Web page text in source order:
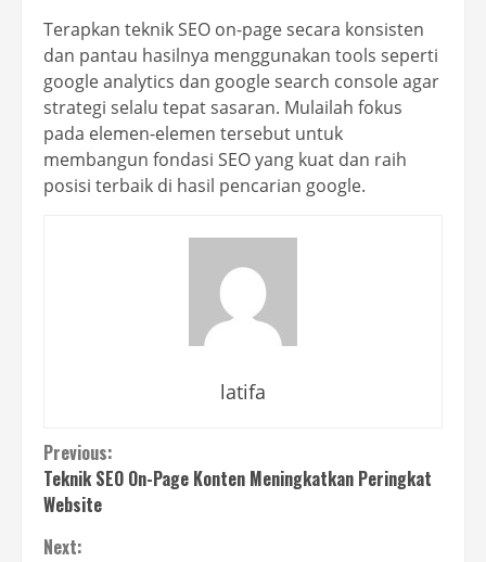
Terapkan teknik SEO on-page secara konsisten
dan pantau hasilnya menggunakan tools seperti
google analytics dan google search console agar
strategi selalu tepat sasaran. Mulailah fokus
pada elemen-elemen tersebut untuk
membangun fondasi SEO yang kuat dan raih
posisi terbaik di hasil pencarian google.
latifa
Continue
Reading
Previous:
Teknik SEO On-Page Konten Meningkatkan Peringkat
Website
Next: